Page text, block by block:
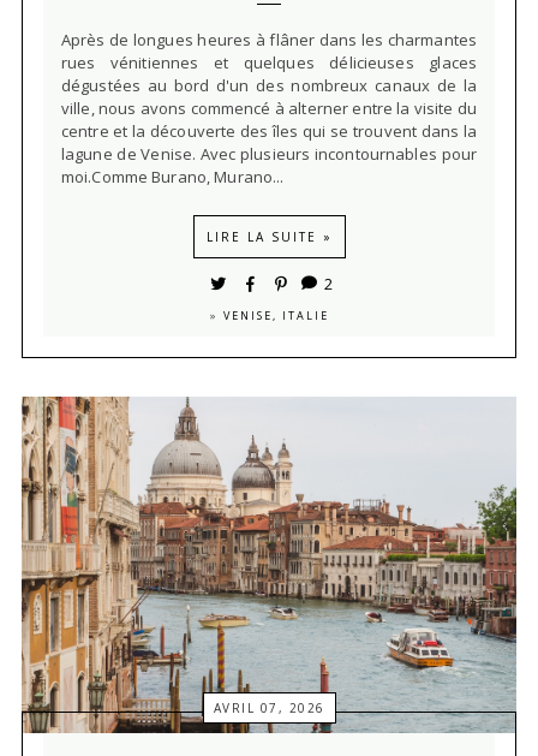
Après de longues heures à flâner dans les charmantes
rues vénitiennes et quelques délicieuses glaces
dégustées au bord d'un des nombreux canaux de la
ville, nous avons commencé à alterner entre la visite du
centre et la découverte des îles qui se trouvent dans la
lagune de Venise. Avec plusieurs incontournables pour
moi.Comme Burano, Murano...
LIRE LA SUITE »
2
» VENISE, ITALIE
AVRIL 07, 2026